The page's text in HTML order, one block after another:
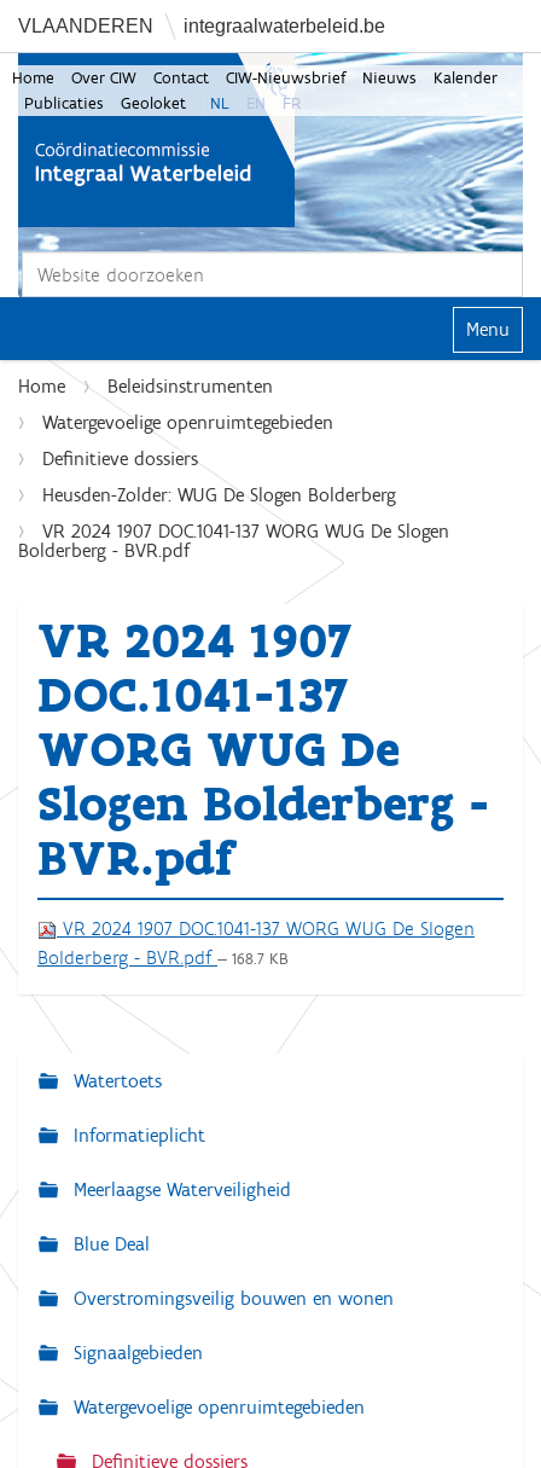
VLAANDEREN integraalwaterbeleid.be
Zoek
Home Over CIW Contact CIW-Nieuwsbrief Nieuws
Kalender
Publicaties
Geoloket NL EN FR
Klap
Home
Beleidsinstrumenten
Watergevoelige openruimtegebieden
Definitieve dossiers
Heusden-Zolder: WUG De Slogen Bolderberg
VR 2024 1907 DOC.1041-137 WORG WUG De Slogen
Bolderberg - BVR.pdf
VR 2024 1907
DOC.1041-137
WORG WUG De
Slogen Bolderberg -
BVR.pdf
VR 2024 1907 DOC.1041-137 WORG WUG De Slogen
Bolderberg - BVR.pdf — 168.7 KB
N
a
i
g
t
Watertoets
Informatieplicht
Meerlaagse Waterveiligheid
Blue Deal
Overstromingsveilig bouwen en wonen
Signaalgebieden
Watergevoelige openruimtegebieden
Definitieve dossiers